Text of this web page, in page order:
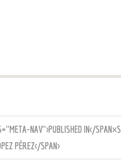
NAV">PUBLISHED IN</
PÉREZ</SPAN>